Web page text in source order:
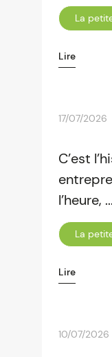
La
Lire
17/07/2026
C’est
l’heure, ...
La
Lire
10/07/2026